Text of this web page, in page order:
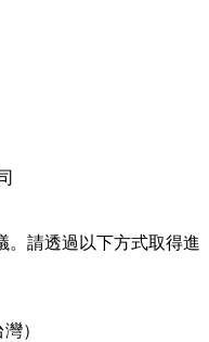
。請透過以下方式取得進
）